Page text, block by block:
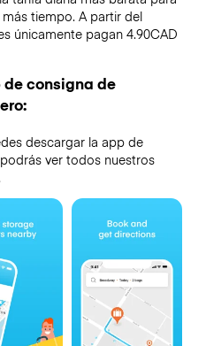
tiempo. A partir del
únicamente pagan 4.90CAD
consigna de
descargar la app de
ver todos nuestros